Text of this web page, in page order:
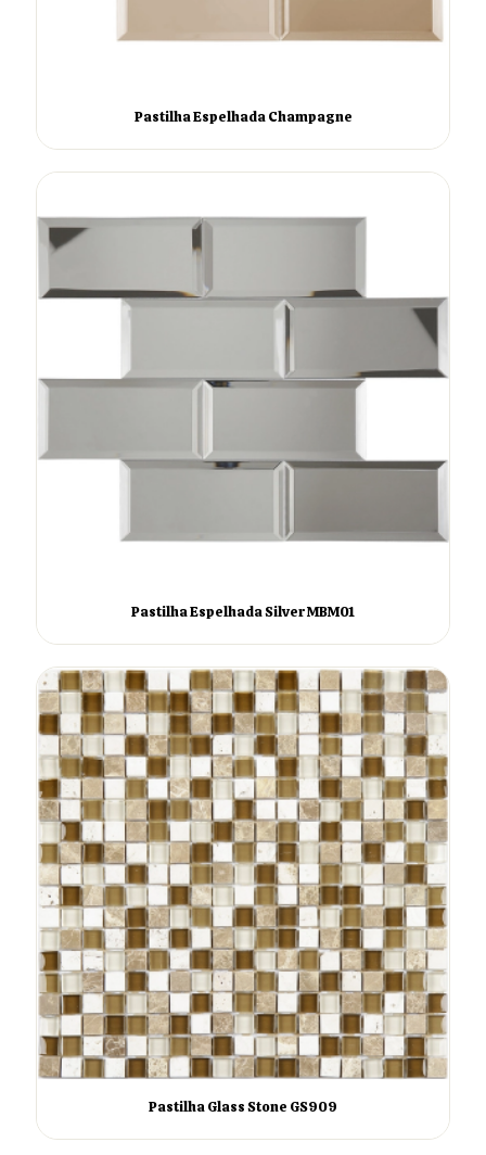
Pastilha Espelhada Champagne
Pastilha Espelhada Silver MBM01
Pastilha Glass Stone GS909